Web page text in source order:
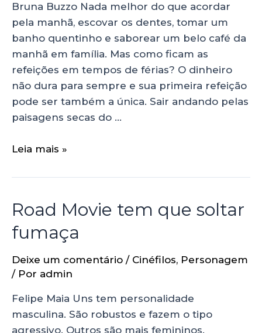
Bruna Buzzo Nada melhor do que acordar
pela manhã, escovar os dentes, tomar um
banho quentinho e saborear um belo café da
manhã em família. Mas como ficam as
refeições em tempos de férias? O dinheiro
não dura para sempre e sua primeira refeição
pode ser também a única. Sair andando pelas
paisagens secas do …
Leia mais »
Road Movie tem que soltar
fumaça
Deixe um comentário / Cinéfilos, Personagem
/ Por admin
Felipe Maia Uns tem personalidade
masculina. São robustos e fazem o tipo
agressivo. Outros são mais femininos.